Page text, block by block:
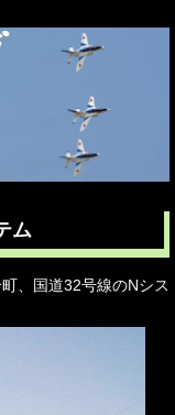
ム
、国道32号線のNシス